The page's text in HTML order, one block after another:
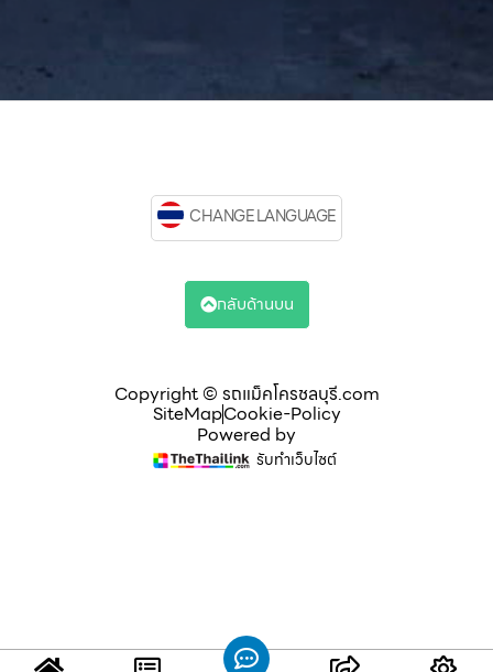
Copyright © รถแม็คโครชลบุรี.com
SiteMapCookie-Policy
Powered by
รับทำเว็บไซต์
CHANGE LANGUAGE
กลับด้านบน